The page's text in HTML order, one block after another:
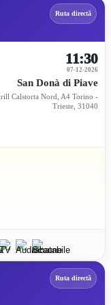
Ruta directă
07-12-2026
11:30
San Donà di Piave
Calstorta Nord, A4 Torino -
Trieste, 31040
Ruta directă